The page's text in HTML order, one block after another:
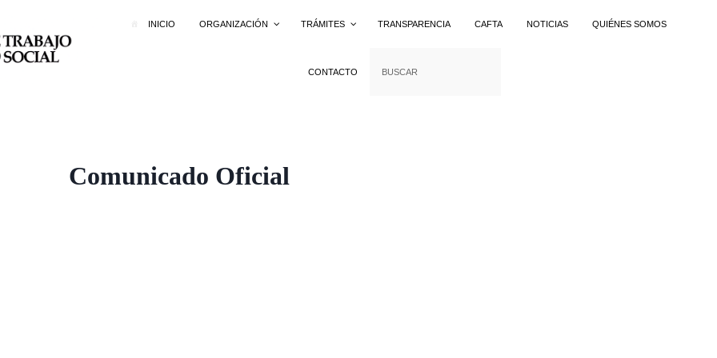
INICIO ORGANIZACIÓN TRÁMITES TRANSPARENCIA CAFTA NOTICIAS QUIÉNES SOMOS
CONTACTO
Comunicado Oficial